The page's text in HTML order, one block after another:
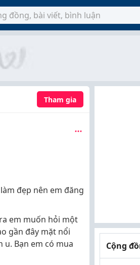
Tham gia
đẹp nên em đăng
em muốn hỏi một
gần đây mặt nổi
Bạn em có mua
Cộng